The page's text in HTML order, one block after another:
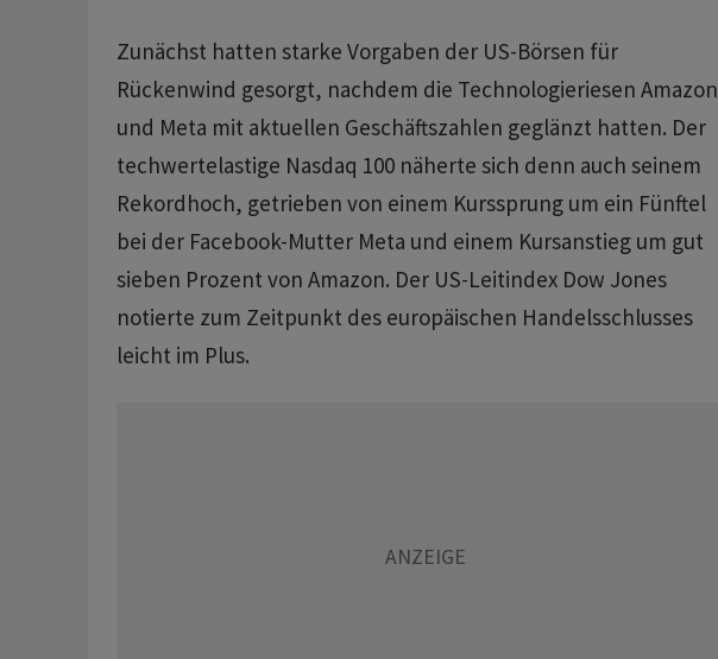
Zunächst hatten starke Vorgaben der US-Börsen für
Rückenwind gesorgt, nachdem die Technologieriesen Amazon
und Meta mit aktuellen Geschäftszahlen geglänzt hatten. Der
techwertelastige Nasdaq 100 näherte sich denn auch seinem
Rekordhoch, getrieben von einem Kurssprung um ein Fünftel
bei der Facebook-Mutter Meta und einem Kursanstieg um gut
sieben Prozent von Amazon. Der US-Leitindex Dow Jones
notierte zum Zeitpunkt des europäischen Handelsschlusses
leicht im Plus.